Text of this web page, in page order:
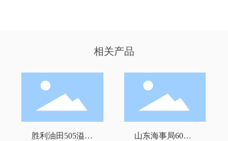
相关产品
胜利油田505溢油
山东海事局60米